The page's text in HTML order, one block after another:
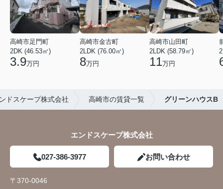
高崎市足門町
2DK (46.53㎡)
3.9万円
高崎市金古町
2LDK (76.00㎡)
8万円
高崎市山田町
2LDK (58.79㎡)
11万円
ドスケープ株式会社 高崎市の賃貸一覧 グリーンハウスB
エンドスケープ株式会社
027-386-3977 お問い合わせ
〒370-0046